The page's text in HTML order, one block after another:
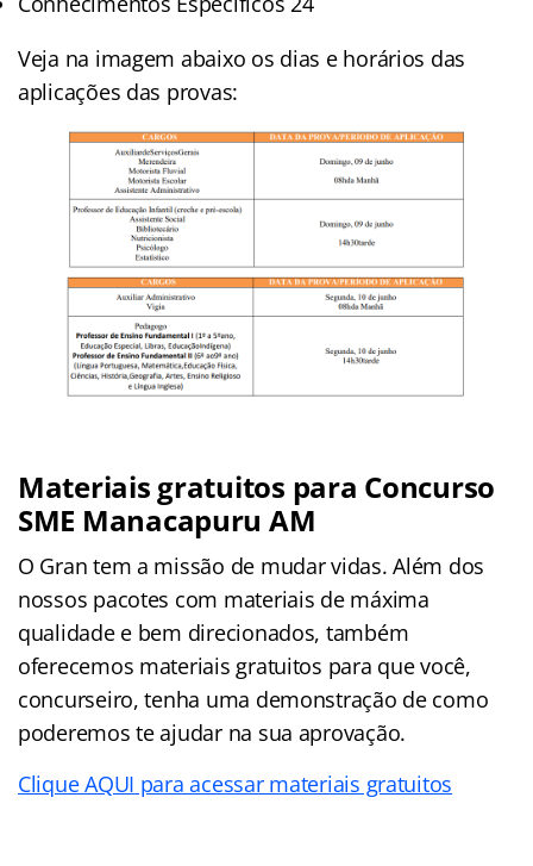
Veja na imagem abaixo os dias e horários das
aplicações das provas:
Materiais gratuitos para Concurso
SME Manacapuru AM
O Gran tem a missão de mudar vidas. Além dos
nossos pacotes com materiais de máxima
qualidade e bem direcionados, também
oferecemos materiais gratuitos para que você,
concurseiro, tenha uma demonstração de como
poderemos te ajudar na sua aprovação.
Clique AQUI para acessar materiais gratuitos